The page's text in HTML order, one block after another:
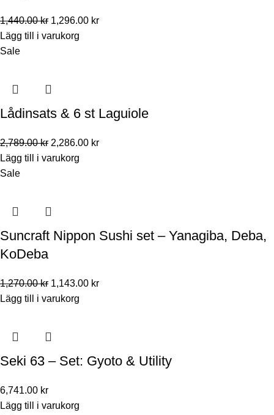
1,440.00kr 1,296.00 kr
Lägg till i varukorg
Sale
Lådinsats & 6 st Laguiole
2,789.00kr 2,286.00 kr
Lägg till i varukorg
Sale
Suncraft Nippon Sushi set – Yanagiba, Deba,
KoDeba
1,270.00kr 1,143.00 kr
Lägg till i varukorg
Seki 63 – Set: Gyoto & Utility
6,741.00 kr
Lägg till i varukorg